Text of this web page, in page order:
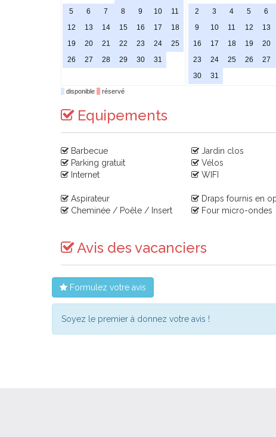
5
6 7 8 9 10
11
12
13 14 15 16 17
18
19
20 21 22 23 24
25
26
27 28 29 30 31
2
3 4 5 6
9
10 11 12 13
16
17 18 19 20
23
24 25 26 27
30
31
disponible réservé
Equipements
Barbecue Jardin clos
Parking gratuit
Vélos
Internet
WIFI
Aspirateur
Draps fournis en
Cheminée / Poêle / Insert
Four micro-ondes
Avis des vacanciers
Formulez votre avis
Soyez le premier à donnez votre avis !